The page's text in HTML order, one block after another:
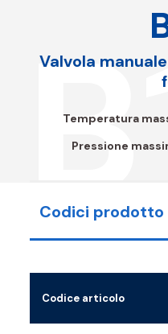
Valvola
Temperatura
Pressione
Codici prodotto
Codice articolo